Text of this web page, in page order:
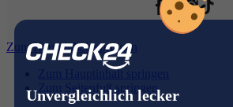
Unvergleichlich lecker
Zum Hauptinhalt springen
Zum Hauptinhalt springen
Zum Seitenfuß springen